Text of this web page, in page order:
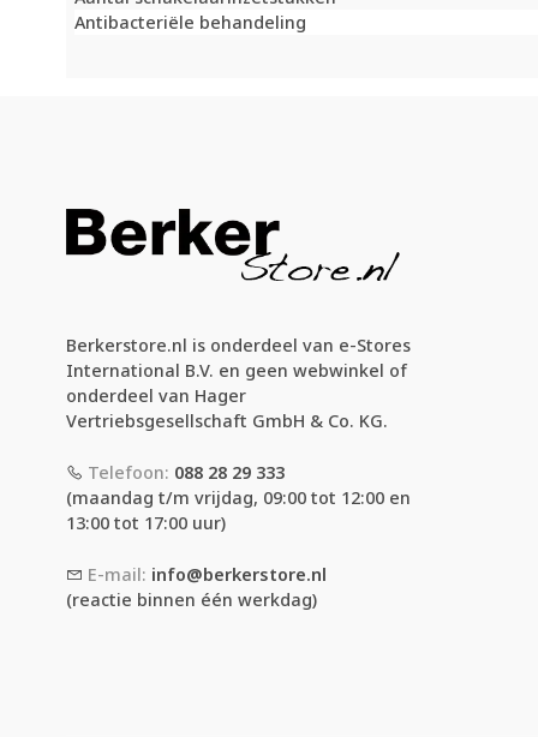
Antibacteriële behandeling
Berkerstore.nl is onderdeel van e-Stores
International B.V. en geen webwinkel of
onderdeel van Hager
Vertriebsgesellschaft GmbH & Co. KG.
Telefoon: 088 28 29 333
(maandag t/m vrijdag, 09:00 tot 12:00 en
13:00 tot 17:00 uur)
E-mail: info@berkerstore.nl
(reactie binnen één werkdag)